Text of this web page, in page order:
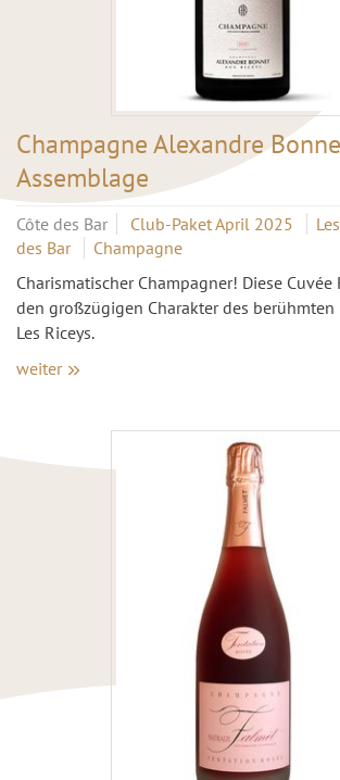
Champagne Alexandre
Assemblage
Côte des Bar Club-Paket April 2025
des Bar
Champagne
Charismatischer Champagner! Diese Cuvée
den großzügigen Charakter des berühmten
Les Riceys.
weiter